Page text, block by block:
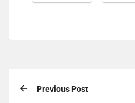
Previous Post